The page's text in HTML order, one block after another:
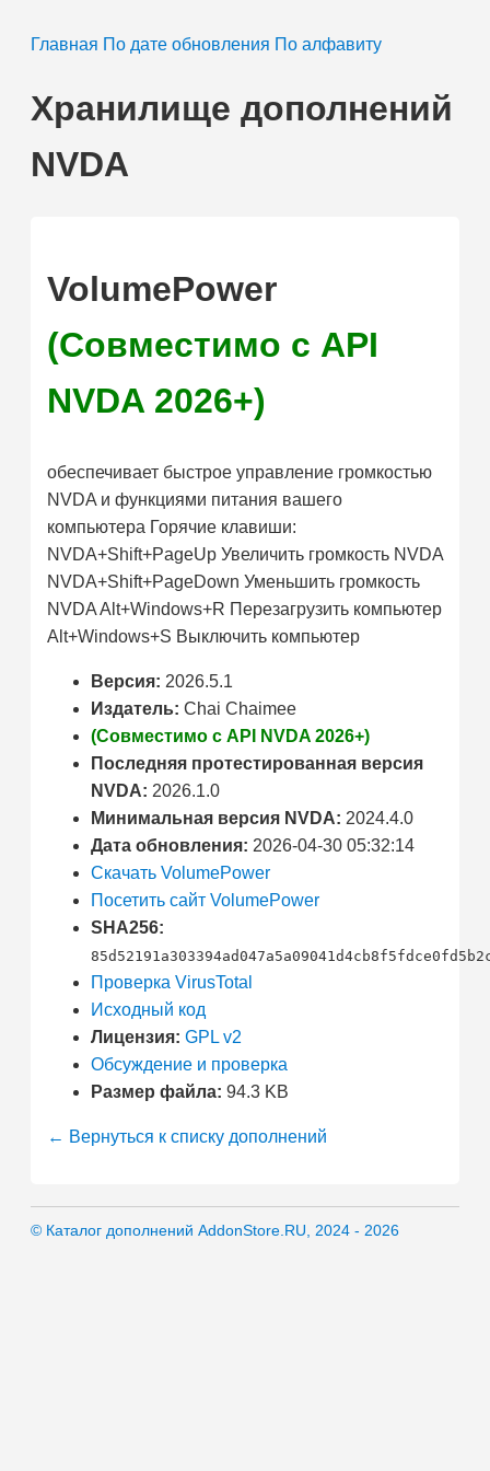
Главная По дате обновления По алфавиту
Хранилище дополнений
NVDA
VolumePower
(Совместимо с API
NVDA 2026+)
обеспечивает быстрое управление громкостью
NVDA и функциями питания вашего
компьютера Горячие клавиши:
NVDA+Shift+PageUp Увеличить громкость NVDA
NVDA+Shift+PageDown Уменьшить громкость
NVDA Alt+Windows+R Перезагрузить компьютер
Alt+Windows+S Выключить компьютер
Версия: 2026.5.1
Издатель: Chai Chaimee
(Совместимо с API NVDA 2026+)
Последняя протестированная версия
NVDA: 2026.1.0
Минимальная версия NVDA: 2024.4.0
Дата обновления: 2026-04-30 05:32:14
Скачать VolumePower
Посетить сайт VolumePower
SHA256:
Проверка VirusTotal
Исходный код
Лицензия: GPL v2
Обсуждение и проверка
Размер файла: 94.3 KB
← Вернуться к списку дополнений
© Каталог дополнений AddonStore.RU, 2024 - 2026